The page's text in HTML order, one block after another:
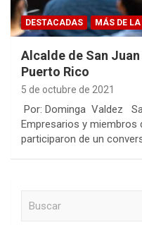
DESTACADAS MÁS DE
Alcalde de San
Puerto Rico
5 de octubre de 2021
Por: Dominga Valdez
Empresarios y
participaron de un